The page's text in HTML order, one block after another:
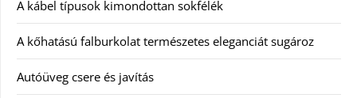
A kábel típusok kimondottan sokfélék
A kőhatású falburkolat természetes eleganciát sugároz
Autóüveg csere és javítás